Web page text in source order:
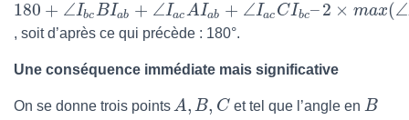
180 + ∠IbcBIab + ∠IacAIab + ∠Iac CIbc–2 × max(∠
, soit d’après ce qui précède : 180°.
Une conséquence immédiate mais significative
On se donne trois pointsA, B, Cet tel que l’angle en B